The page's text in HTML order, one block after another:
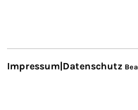
Impressum|Datenschutz